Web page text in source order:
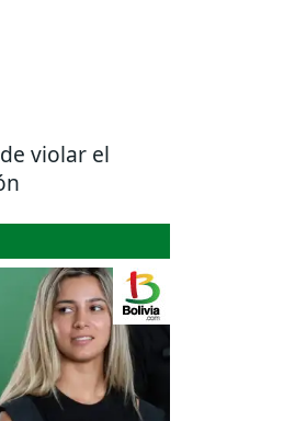
violar el